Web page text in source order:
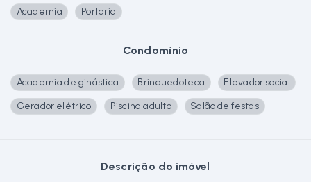
Academia Portaria
Condomínio
Academia de ginástica Brinquedoteca
Elevador social
Gerador elétrico
Piscina adulto Salão de festas
Descrição do imóvel